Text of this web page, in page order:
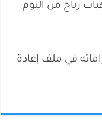
رياح من اليوم
في ملف إعادة